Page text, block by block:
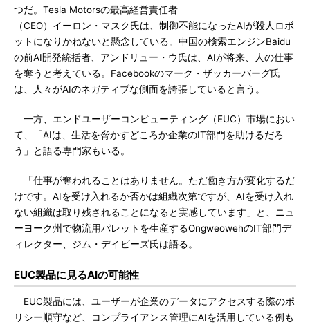
つだ。Tesla Motorsの最高経営責任者
（CEO）イーロン・マスク氏は、制御不能になったAIが殺人ロボ
ットになりかねないと懸念している。中国の検索エンジンBaidu
の前AI開発統括者、アンドリュー・ウ氏は、AIが将来、人の仕事
を奪うと考えている。Facebookのマーク・ザッカーバーグ氏
は、人々がAIのネガティブな側面を誇張していると言う。
一方、エンドユーザーコンピューティング（EUC）市場におい
て、「AIは、生活を脅かすどころか企業のIT部門を助けるだろ
う」と語る専門家もいる。
「仕事が奪われることはありません。ただ働き方が変化するだ
けです。AIを受け入れるか否かは組織次第ですが、AIを受け入れ
ない組織は取り残されることになると実感しています」と、ニュ
ーヨーク州で物流用パレットを生産するOngweowehのIT部門デ
ィレクター、ジム・デイビーズ氏は語る。
EUC製品に見るAIの可能性
EUC製品には、ユーザーが企業のデータにアクセスする際のポ
リシー順守など、コンプライアンス管理にAIを活用している例も